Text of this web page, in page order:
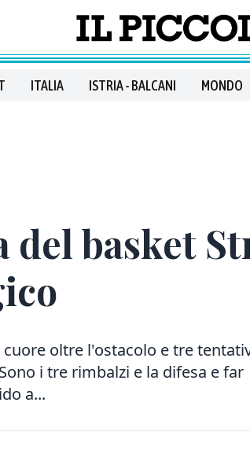
ITALIA ISTRIA - BALCANI MONDO
del basket
oltre l'ostacolo e tre
i tre rimbalzi e la difesa e far
a...